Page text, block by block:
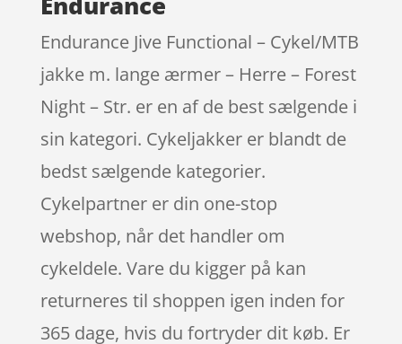
Endurance Jive Functional – Cykel/MTB
jakke m. lange ærmer – Herre – Forest
Night – Str. er en af de best sælgende i
sin kategori. Cykeljakker er blandt de
bedst sælgende kategorier.
Cykelpartner er din one-stop
webshop, når det handler om
cykeldele. Vare du kigger på kan
returneres til shoppen igen inden for
365 dage, hvis du fortryder dit køb. Er